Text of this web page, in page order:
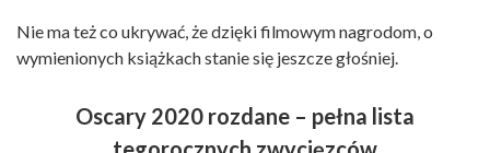
Nie ma też co ukrywać, że dzięki filmowym nagrodom, o
wymienionych książkach stanie się jeszcze głośniej.
Oscary 2020 rozdane – pełna lista